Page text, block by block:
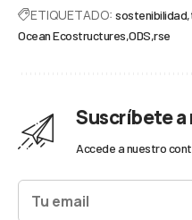
ETIQUETADO: sostenibilidad
Ocean Ecostructures ODS rse
Suscríbete
Accede a nuestro